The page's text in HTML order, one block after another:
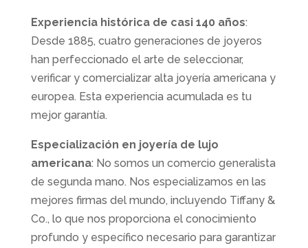
Experiencia histórica de casi 140 años:
Desde 1885, cuatro generaciones de joyeros
han perfeccionado el arte de seleccionar,
verificar y comercializar alta joyería americana y
europea. Esta experiencia acumulada es tu
mejor garantía.
Especialización en joyería de lujo
americana: No somos un comercio generalista
de segunda mano. Nos especializamos en las
mejores firmas del mundo, incluyendo Tiffany &
Co., lo que nos proporciona el conocimiento
profundo y específico necesario para garantizar